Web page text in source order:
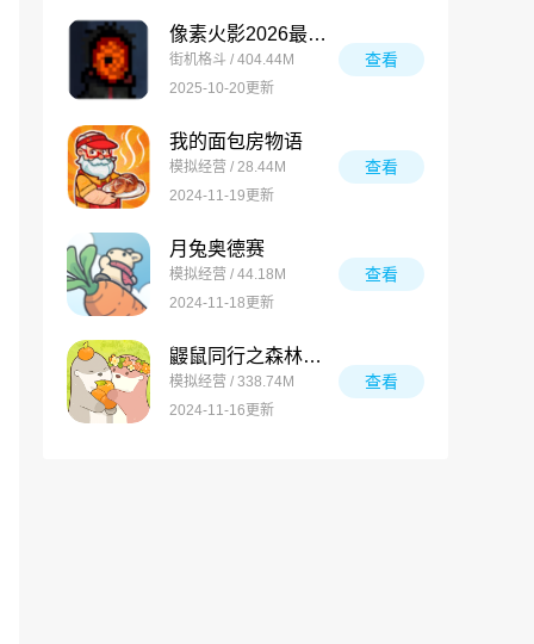
像素火影2026最新版
街机格斗 / 404.44M
2025-10-20更新
查看
我的面包房物语
模拟经营 / 28.44M
2024-11-19更新
查看
月兔奥德赛
模拟经营 / 44.18M
2024-11-18更新
查看
鼹鼠同行之森林之家万圣节版
模拟经营 / 338.74M
2024-11-16更新
查看